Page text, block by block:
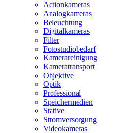
Actionkameras
Analogkameras
Beleuchtung
Digitalkameras
Filter
Fotostudiobedarf
Kamerareinigung
Kameratransport
Objektive
Optik
Professional
Speichermedien
Stative
Stromversorgung
Videokameras